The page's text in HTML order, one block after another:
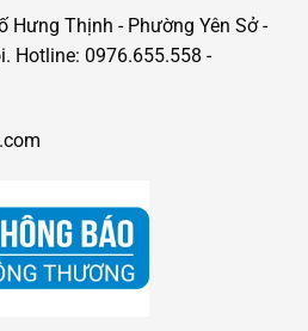
Hưng Thịnh - Phường Yên Sở -
Hotline: 0976.655.558 -